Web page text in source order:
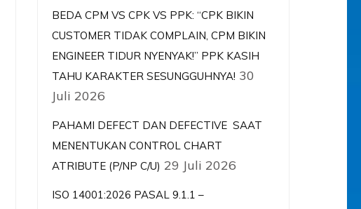
BEDA CPM VS CPK VS PPK: “CPK BIKIN
CUSTOMER TIDAK COMPLAIN, CPM BIKIN
ENGINEER TIDUR NYENYAK!” PPK KASIH
TAHU KARAKTER SESUNGGUHNYA! 30
Juli 2026
PAHAMI DEFECT DAN DEFECTIVE SAAT
MENENTUKAN CONTROL CHART
ATRIBUTE (P/NP C/U) 29 Juli 2026
ISO 14001:2026 PASAL 9.1.1 –